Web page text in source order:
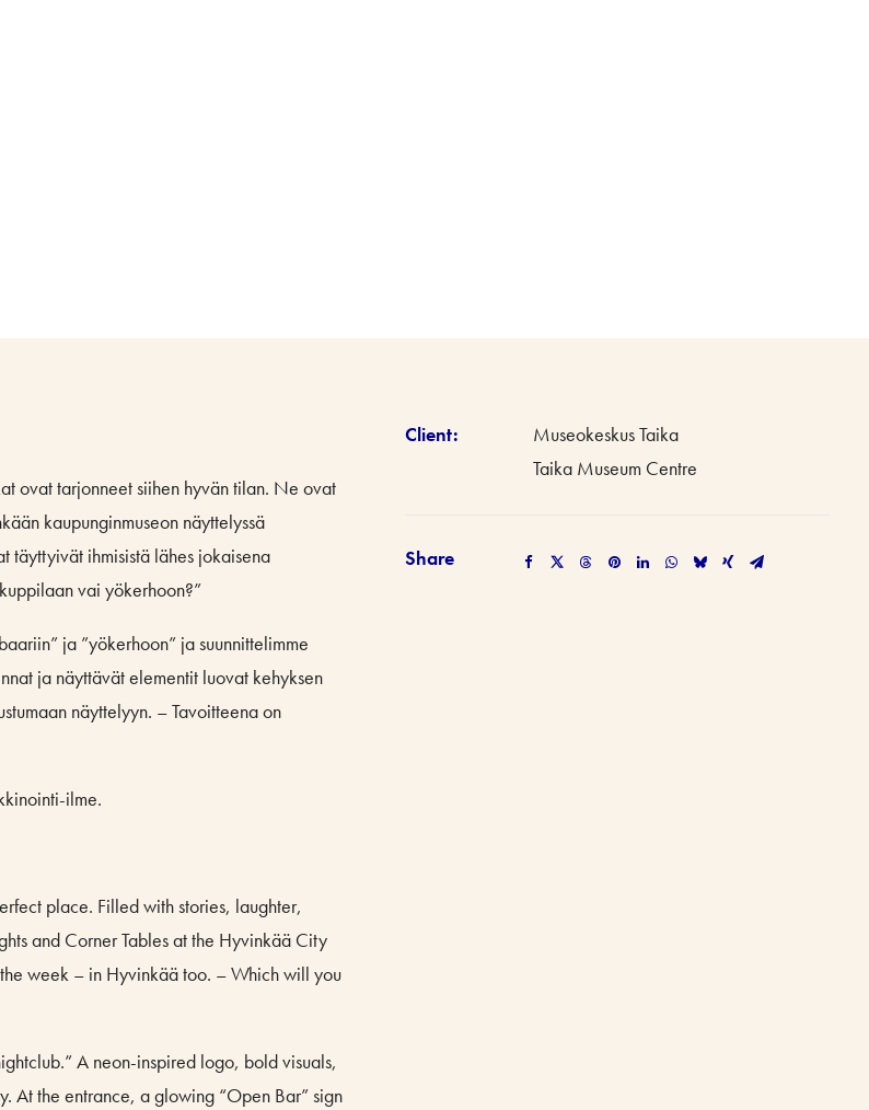
ovat tarjonneet siihen hyvän tilan. Ne ovat
kaupunginmuseon näyttelyssä
täyttyivät ihmisistä lähes jokaisena
vai yökerhoon?”
ja ”yökerhoon” ja suunnittelimme
ja näyttävät elementit luovat kehyksen
näyttelyyn. – Tavoitteena on
ilme.
place. Filled with stories, laughter,
and Corner Tables at the Hyvinkää City
week – in Hyvinkää too. – Which will you
A neon-inspired logo, bold visuals,
At the entrance, a glowing “Open Bar” sign
Client:
Museokeskus Taika
Taika Museum Centre
Share